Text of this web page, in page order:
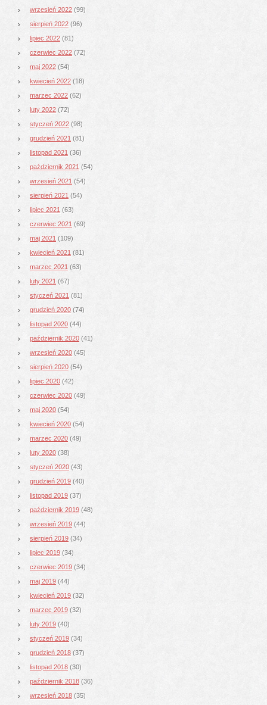
wrzesień 2022 (99)
sierpień 2022 (96)
lipiec 2022 (81)
czerwiec 2022 (72)
maj 2022 (54)
kwiecień 2022 (18)
marzec 2022 (62)
luty 2022 (72)
styczeń 2022 (98)
grudzień 2021 (81)
listopad 2021 (36)
październik 2021 (54)
wrzesień 2021 (54)
sierpień 2021 (54)
lipiec 2021 (63)
czerwiec 2021 (69)
maj 2021 (109)
kwiecień 2021 (81)
marzec 2021 (63)
luty 2021 (67)
styczeń 2021 (81)
grudzień 2020 (74)
listopad 2020 (44)
październik 2020 (41)
wrzesień 2020 (45)
sierpień 2020 (54)
lipiec 2020 (42)
czerwiec 2020 (49)
maj 2020 (54)
kwiecień 2020 (54)
marzec 2020 (49)
luty 2020 (38)
styczeń 2020 (43)
grudzień 2019 (40)
listopad 2019 (37)
październik 2019 (48)
wrzesień 2019 (44)
sierpień 2019 (34)
lipiec 2019 (34)
czerwiec 2019 (34)
maj 2019 (44)
kwiecień 2019 (32)
marzec 2019 (32)
luty 2019 (40)
styczeń 2019 (34)
grudzień 2018 (37)
listopad 2018 (30)
październik 2018 (36)
wrzesień 2018 (35)